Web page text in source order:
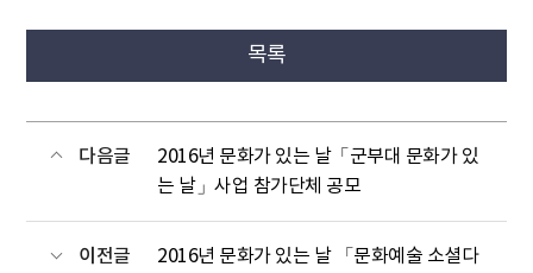
목록
다음글
2016년 문화가 있는 날「군부대 문화가 있
는 날」사업 참가단체 공모
이전글
2016년 문화가 있는 날 「문화예술 소셜다